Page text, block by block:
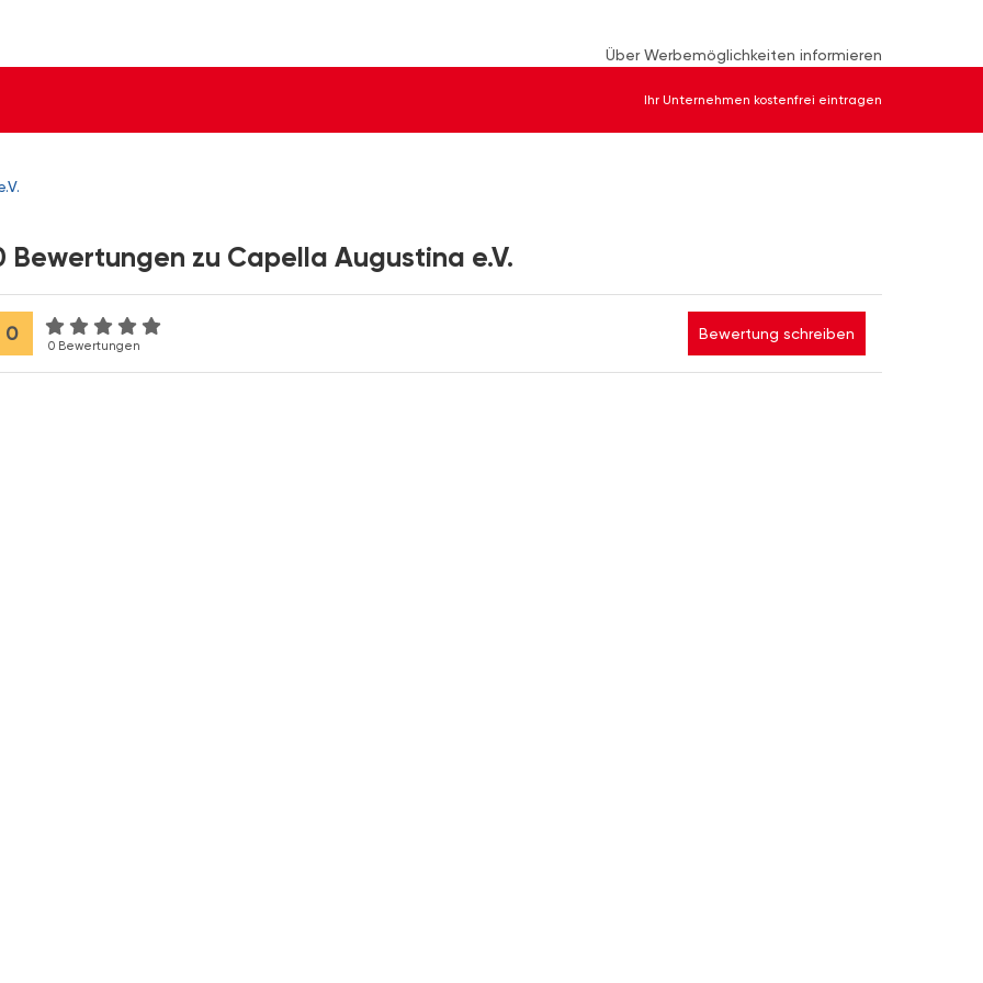
Über Werbemöglichkeiten informieren
Ihr Unternehmen kostenfrei eintragen
Bewertungen zu Capella Augustina e.V.
0
0 Bewertungen
Bewertung schreiben